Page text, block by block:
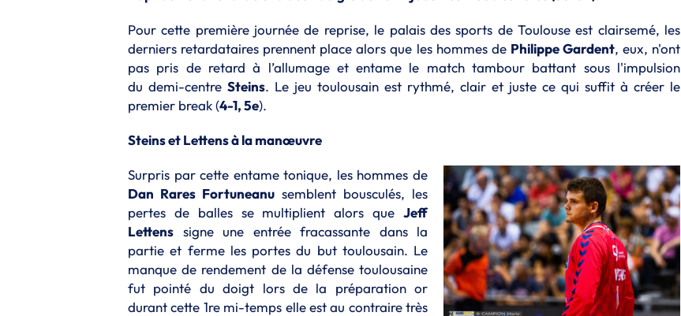
Pour cette première journée de reprise, le palais des sports de Toulouse est clairsemé, les
derniers retardataires prennent place alors que les hommes de Philippe Gardent, eux, n'ont
pas pris de retard à l’allumage et entame le match tambour battant sous l'impulsion
du demi-centre Steins. Le jeu toulousain est rythmé, clair et juste ce qui suffit à créer le
premier break (4-1, 5e).
Steins et Lettens à la manœuvre
Surpris par cette entame tonique, les hommes de
Dan Rares Fortuneanu semblent bousculés, les
pertes de balles se multiplient alors que Jeff
Lettens signe une entrée fracassante dans la
partie et ferme les portes du but toulousain. Le
manque de rendement de la défense toulousaine
fut pointé du doigt lors de la préparation or
durant cette 1re mi-temps elle est au contraire très